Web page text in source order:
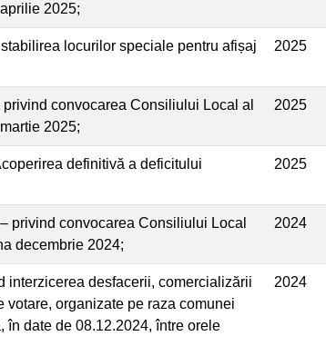
2025;
locurilor speciale pentru afișaj
2025
convocarea Consiliului Local al
2025;
2025
definitivă a deficitului
2025
privind convocarea Consiliului Local
decembrie 2024;
2024
interzicerea desfacerii, comercializării
organizate pe raza comunei
date de 08.12.2024, între orele
2024